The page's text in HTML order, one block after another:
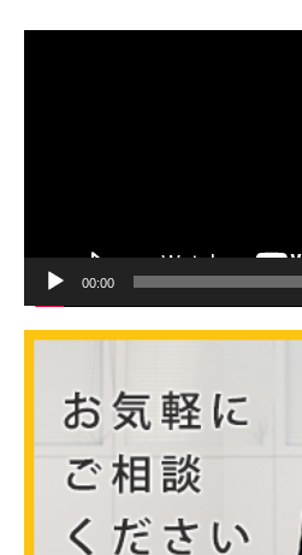
動
00:00